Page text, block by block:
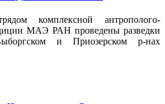
комплексной антрополого-
МАЭ РАН проведены разведки
и Приозерском р-нах